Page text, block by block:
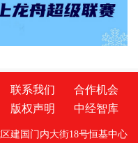
联系我们
合作机会
版权声明 中经智库
建国门内大街18号恒基中心